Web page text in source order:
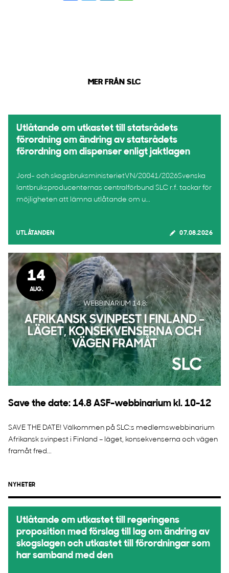
MER FRÅN SLC
Utlåtande om utkastet till statsrådets
förordning om ändring av statsrådets
förordning om dispenser enligt jaktlagen
Jord- och skogsbruksministerietVN/20041/2026Svenska
lantbruksproducenternas centralförbund SLC r.f. tackar för
möjligheten att lämna utlåtande om u...
UTLÅTANDEN 07.08.2026
14
AUG.
Save the date: 14.8 ASF-webbinarium kl. 10-12
SAVE THE DATE! Välkommen på SLC:s medlemswebbinarium
Afrikansk svinpest i Finland – läget, konsekvenserna och vägen
framåt fred...
NYHETER
Utlåtande om utkastet till regeringens
proposition med förslag till lag om ändring av
skogslagen och utkastet till förordningar som
har samband med den